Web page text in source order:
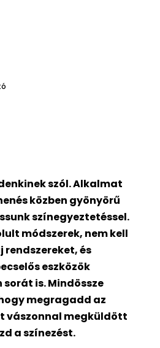
szól. Alkalmat
közben gyönyörű
színegyeztetéssel.
módszerek, nem kell
és
eszközök
is. Mindössze
megragadd az
vászonnal megküldött
a színezést.